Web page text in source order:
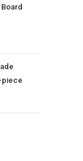
piece